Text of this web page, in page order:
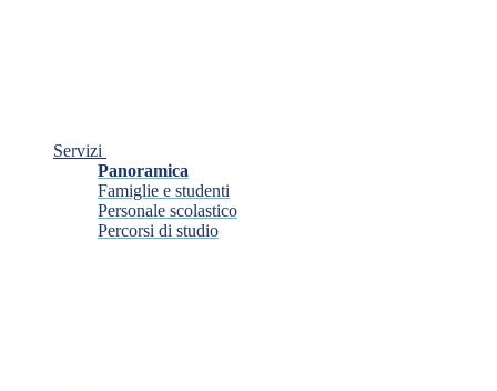
Servizi
Panoramica
Famiglie e studenti
Personale scolastico
Percorsi di studio